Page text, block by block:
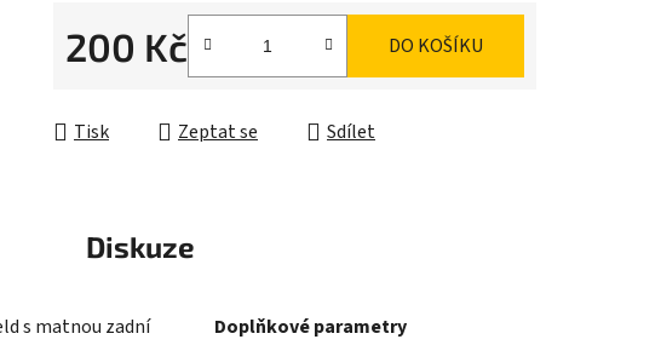
hvězdiček.
200 Kč DO KOŠÍKU
Tisk Zeptat se Sdílet
Diskuze
s matnou zadní
Doplňkové parametry